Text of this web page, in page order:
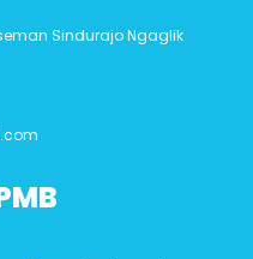
Sindurajo Ngaglik